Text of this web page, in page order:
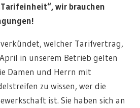
wir brauchen
welcher Tarifvertrag,
April in unserem Betrieb gelten
Damen und Herrn mit
zu wissen, wer die
ist. Sie haben sich an